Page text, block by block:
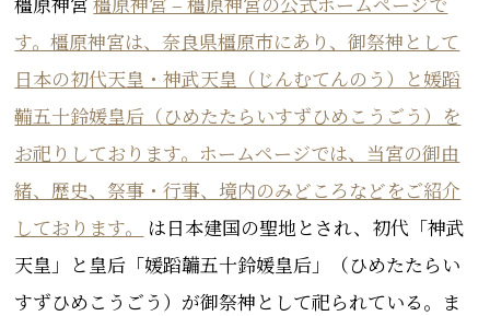
す。橿原神宮は、奈良県橿原市にあり、御祭神として
日本の初代天皇・神武天皇（じんむてんのう）と媛蹈
鞴五十鈴媛皇后（ひめたたらいすずひめこうごう）を
お祀りしております。ホームページでは、当宮の御由
緒、歴史、祭事・行事、境内のみどころなどをご紹介
しております。
は日本建国の聖地とされ、初代「神武
天皇」と皇后「媛蹈韛五十鈴媛皇后」（ひめたたらい
すずひめこうごう）が御祭神として祀られている。ま